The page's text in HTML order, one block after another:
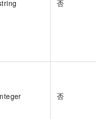
否
否